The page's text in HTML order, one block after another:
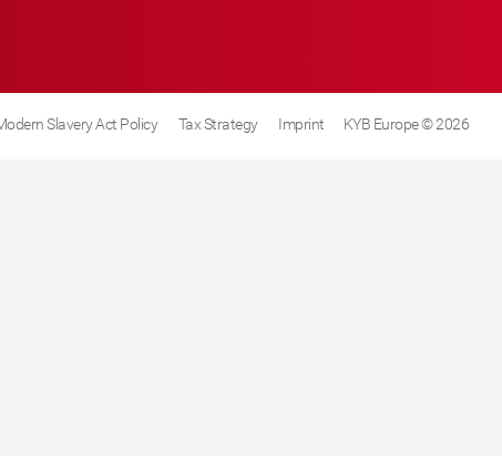
Slavery Act Policy Tax Strategy Imprint KYB Europe © 2026